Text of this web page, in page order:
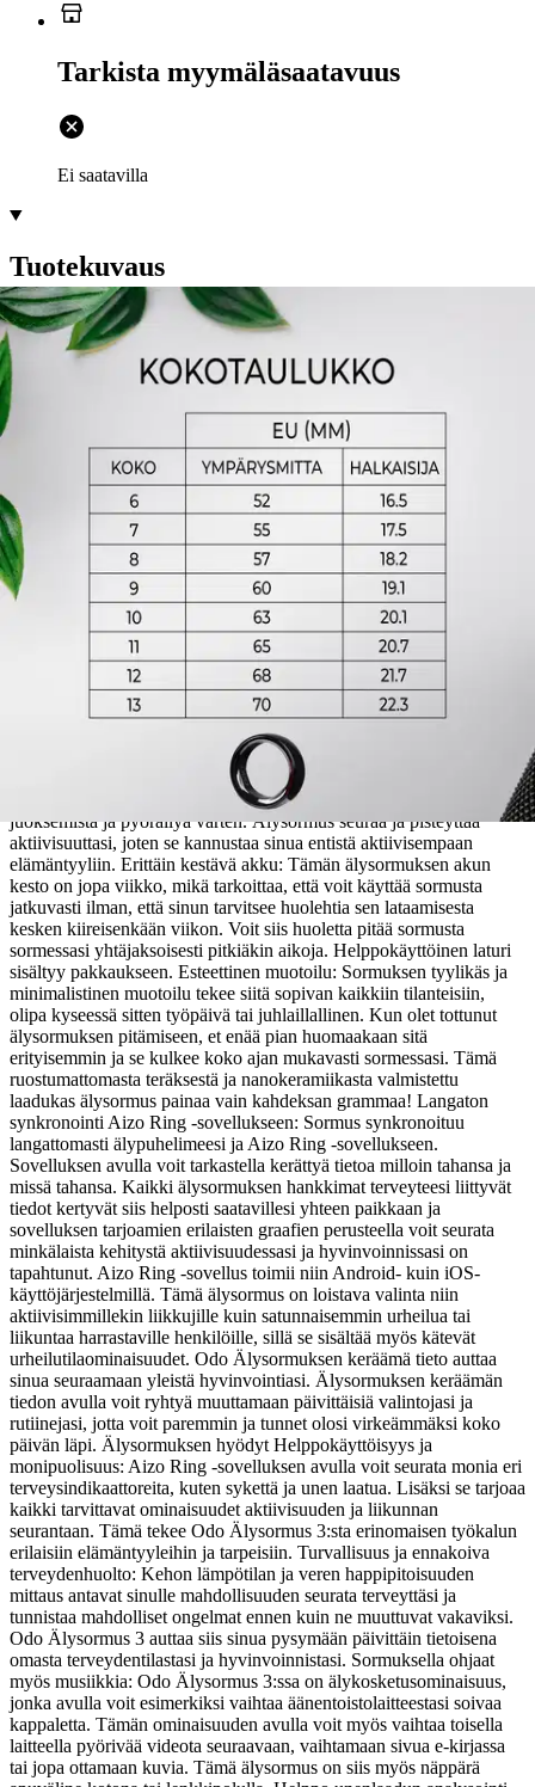
Tarkista myymäläsaatavuus
Ei saatavilla
Tuotekuvaus
Odo Älysormus 3 on paljon enemmän kuin vain koru; se on älykäs
hyvinvointikumppanisi, joka kulkee kanssasi joka päivä. Tämä
huipputeknologinen sormus on suunniteltu seuraamaan terveyttäsi ja
hyvinvointiasi monipuolisesti, tarjoten samalla tyylikkään ja
huomaamattoman muotoilun. Se mittaa kaikkea unen laadusta ja
sykkeestä kehon lämpötilaan, ja sen avulla voit tehdä tietoisia
valintoja paremman elämänlaadun saavuttamiseksi.Älä jätä
hyvinvointiasi arvailujen varaan; anna Odo Älysormus 3:n auttaa
sinua elämään terveellisemmin ja onnellisemmin. Tarkka ja laadukas
unenmittaus- ja seuranta: Odo Älysormus 3 ei ainoastaan mittaa
unen kestoa, vaan tarkasti myös unen laatua. Se analysoi univaiheesi
ja antaa sinulle tietoa siitä, kuinka voit parantaa unesi laatua. Odo
Älysormus 3 kertoo sinulle muun muassa unen pituuden, syvän ja
kevyen unen määrän, tärkeän REM-unen määrän ja ajan, jonka olit
hereillä yöllä. Samalla sormus myös mittaa sykettäsi yön aikana.
Kaikesta tästä tiedosta älysormus muodostaa myös pistejärjestelmällä
toimivan arvosanan jokaisesta yöstäsi. Kattavat urheilu- ja
liikuntaominaisuudet: Tämä älysormus seuraa päivän aikana
aktiivisuuttasi mukavan tarkasti. Sormus seuraa esimerkiksi
askelmäärääsi, kuljettua matkaa ja kalorienkulutusta. Lisäksi Odo
Älysormus 3:ssa on eri urheilutilaominaisuudet kävelemistä,
juoksemista ja pyöräilyä varten. Älysormus seuraa ja pisteyttää
aktiivisuuttasi, joten se kannustaa sinua entistä aktiivisempaan
elämäntyyliin. Erittäin kestävä akku: Tämän älysormuksen akun
kesto on jopa viikko, mikä tarkoittaa, että voit käyttää sormusta
jatkuvasti ilman, että sinun tarvitsee huolehtia sen lataamisesta
kesken kiireisenkään viikon. Voit siis huoletta pitää sormusta
sormessasi yhtäjaksoisesti pitkiäkin aikoja. Helppokäyttöinen laturi
sisältyy pakkaukseen. Esteettinen muotoilu: Sormuksen tyylikäs ja
minimalistinen muotoilu tekee siitä sopivan kaikkiin tilanteisiin,
olipa kyseessä sitten työpäivä tai juhlaillallinen. Kun olet tottunut
älysormuksen pitämiseen, et enää pian huomaakaan sitä
erityisemmin ja se kulkee koko ajan mukavasti sormessasi. Tämä
ruostumattomasta teräksestä ja nanokeramiikasta valmistettu
laadukas älysormus painaa vain kahdeksan grammaa! Langaton
synkronointi Aizo Ring -sovellukseen: Sormus synkronoituu
langattomasti älypuhelimeesi ja Aizo Ring -sovellukseen.
Sovelluksen avulla voit tarkastella kerättyä tietoa milloin tahansa ja
missä tahansa. Kaikki älysormuksen hankkimat terveyteesi liittyvät
tiedot kertyvät siis helposti saatavillesi yhteen paikkaan ja
sovelluksen tarjoamien erilaisten graafien perusteella voit seurata
minkälaista kehitystä aktiivisuudessasi ja hyvinvoinnissasi on
tapahtunut. Aizo Ring -sovellus toimii niin Android- kuin iOS-
käyttöjärjestelmillä. Tämä älysormus on loistava valinta niin
aktiivisimmillekin liikkujille kuin satunnaisemmin urheilua tai
liikuntaa harrastaville henkilöille, sillä se sisältää myös kätevät
urheilutilaominaisuudet. Odo Älysormuksen keräämä tieto auttaa
sinua seuraamaan yleistä hyvinvointiasi. Älysormuksen keräämän
tiedon avulla voit ryhtyä muuttamaan päivittäisiä valintojasi ja
rutiinejasi, jotta voit paremmin ja tunnet olosi virkeämmäksi koko
päivän läpi. Älysormuksen hyödyt Helppokäyttöisyys ja
monipuolisuus: Aizo Ring -sovelluksen avulla voit seurata monia eri
terveysindikaattoreita, kuten sykettä ja unen laatua. Lisäksi se tarjoaa
kaikki tarvittavat ominaisuudet aktiivisuuden ja liikunnan
seurantaan. Tämä tekee Odo Älysormus 3:sta erinomaisen työkalun
erilaisiin elämäntyyleihin ja tarpeisiin. Turvallisuus ja ennakoiva
terveydenhuolto: Kehon lämpötilan ja veren happipitoisuuden
mittaus antavat sinulle mahdollisuuden seurata terveyttäsi ja
tunnistaa mahdolliset ongelmat ennen kuin ne muuttuvat vakaviksi.
Odo Älysormus 3 auttaa siis sinua pysymään päivittäin tietoisena
omasta terveydentilastasi ja hyvinvoinnistasi. Sormuksella ohjaat
myös musiikkia: Odo Älysormus 3:ssa on älykosketusominaisuus,
jonka avulla voit esimerkiksi vaihtaa äänentoistolaitteestasi soivaa
kappaletta. Tämän ominaisuuden avulla voit myös vaihtaa toisella
laitteella pyörivää videota seuraavaan, vaihtamaan sivua e-kirjassa
tai jopa ottamaan kuvia. Tämä älysormus on siis myös näppärä